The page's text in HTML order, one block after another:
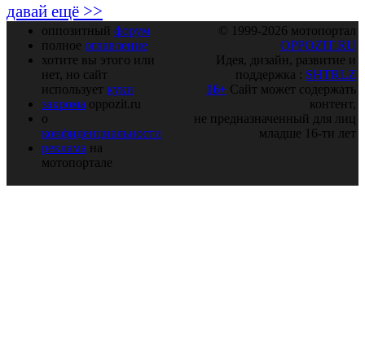
давай ещё >>
оппозитный форум
полное оглавление
хотите вы этого или
нет, но сайт
использует куки
закрома oppozit.ru
о
конфиденциальности
реклама на
мотопортале
© 1999-2026 мотопортал
OPPOZIT.RU
Идея, дизайн, развитие и
поддержка : SHTRLZ
16+ Сайт может содержать
контент,
не предназначенный для лиц
младше 16-ти лет